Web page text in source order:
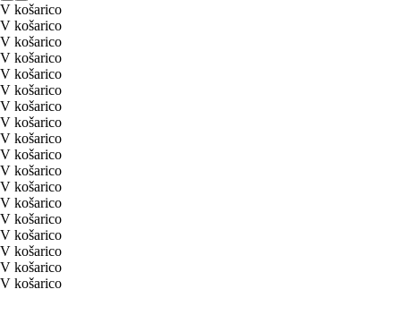
V košarico
V košarico
V košarico
V košarico
V košarico
V košarico
V košarico
V košarico
V košarico
V košarico
V košarico
V košarico
V košarico
V košarico
V košarico
V košarico
V košarico
V košarico